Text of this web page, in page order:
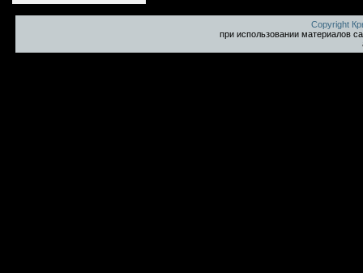
Copyright
при использовании материалов